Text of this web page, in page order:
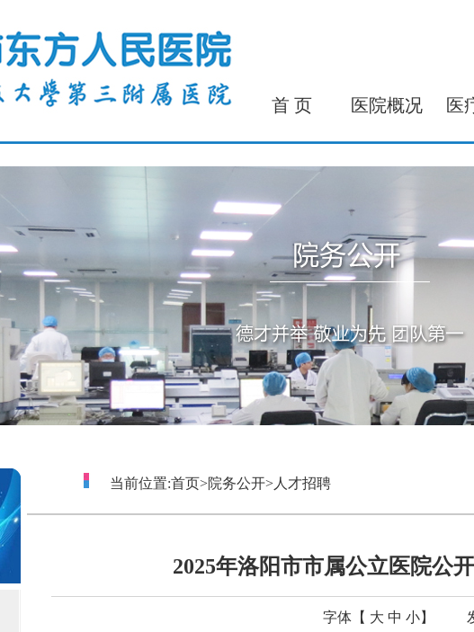
首 页 医院概况 医
当前位置:首页>院务公开> 人才招聘
2025年洛阳市市属公立医院公
字体【 大 中 小】 发